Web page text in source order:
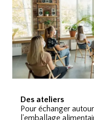
Des ateliers
Pour échanger
l'emballage